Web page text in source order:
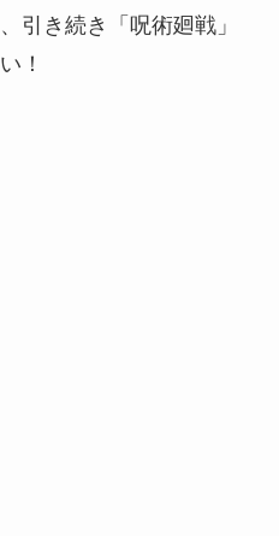
引き続き「呪術廻戦」
！